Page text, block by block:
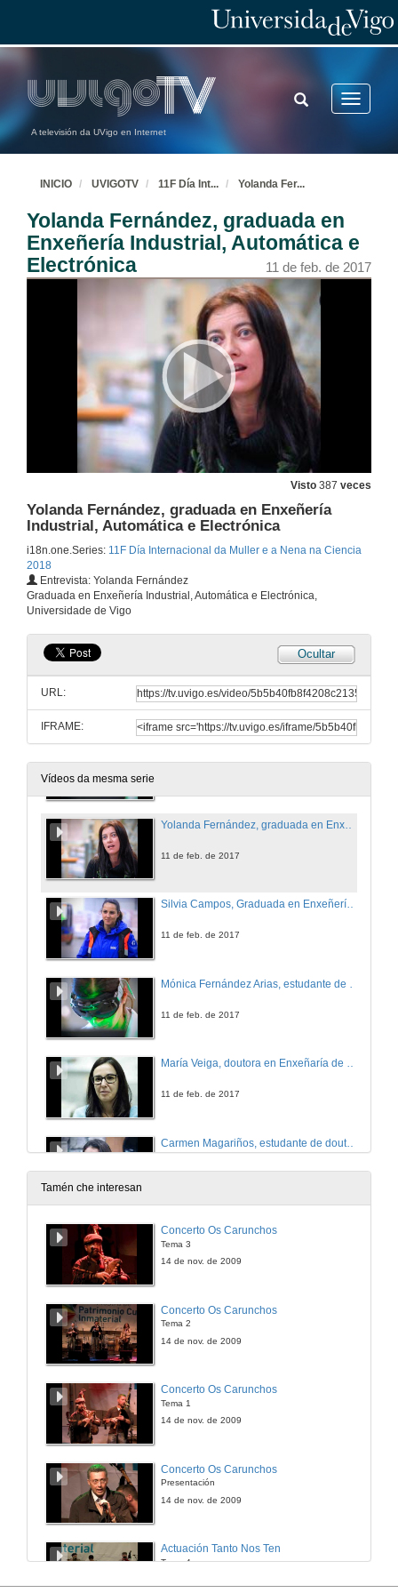
A televisión da UVigo en Internet
Toggle
TOGGLE
SEARCH
INICIO UVIGOTV 11F Día Int... Yolanda Fer...
Yolanda Fernández, graduada en
Enxeñería Industrial, Automática e
Electrónica
11 de feb. de 2017
Visto 387 veces
Yolanda Fernández, graduada en Enxeñería
Industrial, Automática e Electrónica
i18n.one.Series: 11F Día Internacional da Muller e a Nena na Ciencia
2018
Entrevista: Yolanda Fernández
Graduada en Enxeñería Industrial, Automática e Electrónica,
Universidade de Vigo
Ocultar
URL:
IFRAME:
Vídeos da mesma serie
Dez experiencias que resumen o potencial feminino
11 de feb. de 2017
Silvia Campos, Graduada en Enxeñería Industrial
11 de feb. de 2017
11 de feb. de 2017
María Veiga, doutora en Enxeñaría de Minas
11 de feb. de 2017
11 de feb. de 2017
Tamén che interesan
Concerto Os Carunchos
Tema 3
14 de nov. de 2009
Concerto Os Carunchos
Tema 2
14 de nov. de 2009
Concerto Os Carunchos
Tema 1
14 de nov. de 2009
Concerto Os Carunchos
Presentación
14 de nov. de 2009
Actuación Tanto Nos Ten
Tema 4